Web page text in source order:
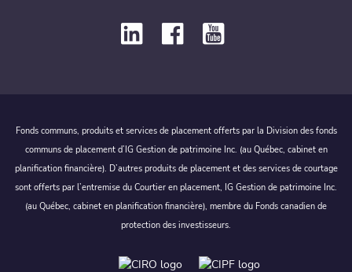
Fonds communs, produits et services de placement offerts par la Division des fonds
communs de placement d’IG Gestion de patrimoine Inc. (au Québec, cabinet en
planification financière). D’autres produits de placement et des services de courtage
sont offerts par l’entremise du Courtier en placement, IG Gestion de patrimoine Inc.
(au Québec, cabinet en planification financière), membre du Fonds canadien de
protection des investisseurs.